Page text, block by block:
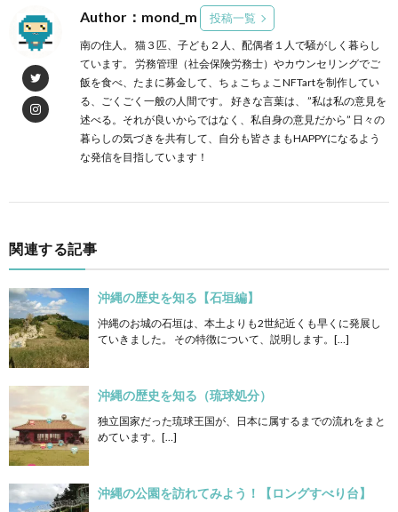
Author：mond_m 投稿一覧
南の住人。 猫３匹、子ども２人、配偶者１人で騒がしく暮らし
ています。 労務管理（社会保険労務士）やカウンセリングでご
飯を食べ、たまに募金して、ちょこちょこNFTartを制作してい
る、ごくごく一般の人間です。 好きな言葉は、 ”私は私の意見を
述べる。それが良いからではなく、私自身の意見だから” 日々の
暮らしの気づきを共有して、自分も皆さまもHAPPYになるよう
な発信を目指しています！
関連する記事
沖縄の歴史を知る【石垣編】
沖縄のお城の石垣は、本土よりも2世紀近くも早くに発展し
ていきました。 その特徴について、説明します。[…]
沖縄の歴史を知る（琉球処分）
独立国家だった琉球王国が、日本に属するまでの流れをまと
めています。[…]
沖縄の公園を訪れてみよう！【ロングすべり台】